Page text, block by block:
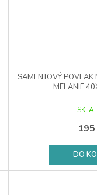
SAMENTOVÝ POVLAK
MELANIE
195
DO